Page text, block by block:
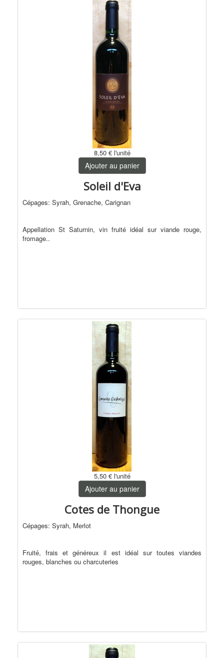
8,50 € l'unité
Ajouter au panier
Soleil d'Eva
Cépages: Syrah, Grenache, Carignan
Appellation St Saturnin, vin fruité idéal sur viande rouge,
fromage..
5,50 € l'unité
Ajouter au panier
Cotes de Thongue
Cépages: Syrah, Merlot
Fruité, frais et généreux il est idéal sur toutes viandes
rouges, blanches ou charcuteries